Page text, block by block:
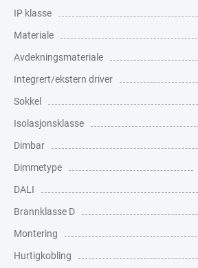
IP klasse
Materiale
Avdekningsmateriale
Integrert/ekstern driver
Sokkel
Isolasjonsklasse
Dimbar
Dimmetype
DALI
Brannklasse D
Montering
Hurtigkobling